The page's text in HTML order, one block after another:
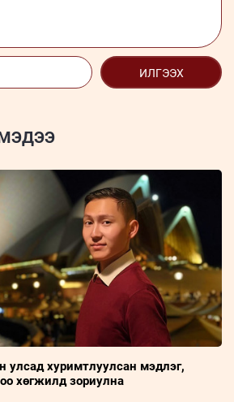
ИЛГЭЭХ
улсад хуримтлуулсан мэдлэг,
хөгжилд зориулна